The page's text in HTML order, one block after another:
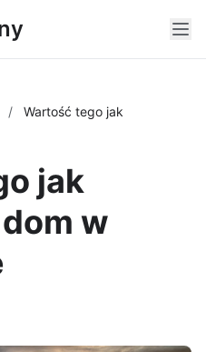
/
Wartość tego jak
jak
w